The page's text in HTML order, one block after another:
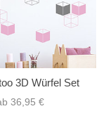
3D Würfel Set
36,95 €